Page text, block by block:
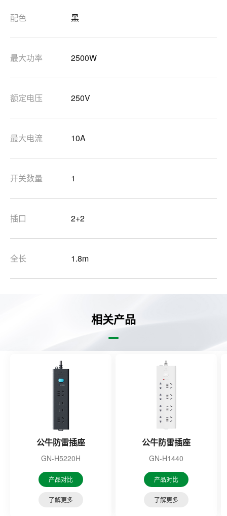
配色 黑
最大功率 2500W
额定电压 250V
最大电流 10A
开关数量 1
插口 2+2
全长 1.8m
相关产品
公牛防雷插座
GN-H5220H
产品对比
了解更多
公牛防雷插座
GN-H1440
产品对比
了解更多